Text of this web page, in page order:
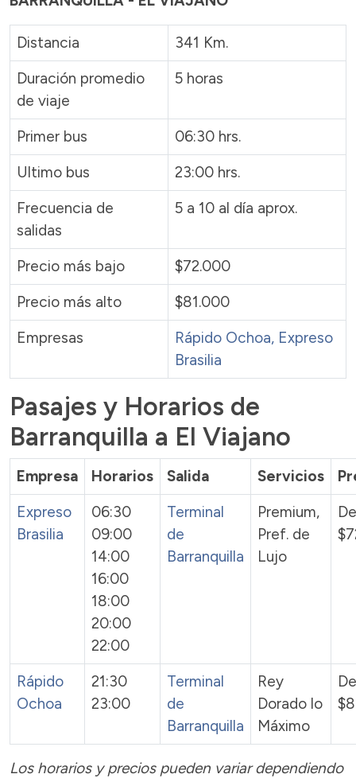
Distancia
341 Km.
Duración promedio
de viaje
5 horas
Primer bus
06:30 hrs.
Ultimo bus
23:00 hrs.
Frecuencia de
salidas
5 a 10 al día aprox.
Precio más bajo
$72.000
Precio más alto
$81.000
Empresas
Rápido Ochoa, Expreso
Brasilia
Pasajes y Horarios de
Barranquilla a El Viajano
Empresa Horarios Salida Servicios
Expreso
Brasilia
06:30
09:00
14:00
16:00
18:00
20:00
22:00
Terminal
de
Barranquilla
Premium,
Pref. de
Lujo
Rápido
Ochoa
21:30
23:00
Terminal
de
Barranquilla
Rey
Dorado lo
Máximo
Los horarios y precios pueden variar dependiendo